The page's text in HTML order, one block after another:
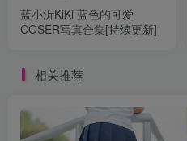
蓝小沂KiKi 蓝色的可爱
COSER写真合集[持续更新]
相关推荐